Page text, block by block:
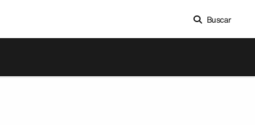
Buscar